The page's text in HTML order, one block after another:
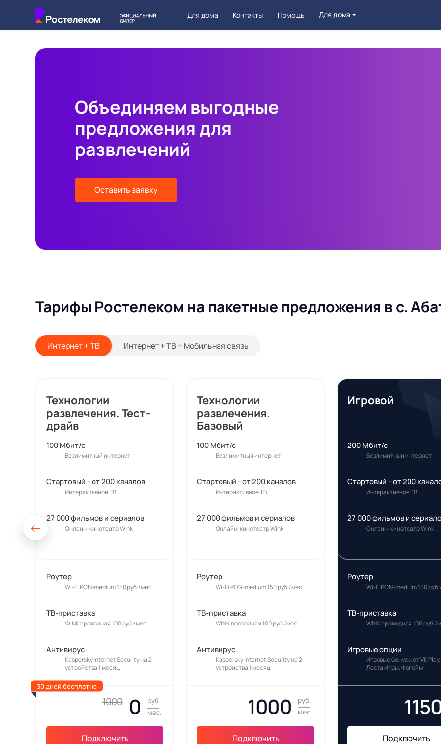
Для дома Контакты Помощь Для дома
Объединяем выгодные
предложения для
развлечений
Оставить заявку
Тарифы Ростелеком на пакетные предложения в с.
Интернет + ТВ Интернет + ТВ + Мобильная связь
Технологии
развлечения. Тест-
драйв
100 Мбит/с
Безлимитный интернет
Стартовый - от 200 каналов
Интерактивное ТВ
27 000 фильмов и сериалов
Онлайн-кинотеатр Wink
Роутер
Wi-Fi PON-medium 150 руб./мес.
ТВ-приставка
WINK проводная 100 руб./мес.
Антивирус
Kaspersky Internet Security на 2
устройства 1 месяц
1000 0
руб.
мес.
Подключить
30 дней бесплатно
Технологии
развлечения.
Базовый
100 Мбит/с
Безлимитный интернет
Стартовый - от 200 каналов
Интерактивное ТВ
27 000 фильмов и сериалов
Онлайн-кинотеатр Wink
Роутер
Wi-Fi PON-medium 150 руб./мес.
ТВ-приставка
WINK проводная 100 руб./мес.
Антивирус
Kaspersky Internet Security на 2
устройства 1 месяц
1000
руб.
мес.
Подключить
Игровой
200 Мбит/с
Безлимитный интернет
Стартовый - от 200
Интерактивное ТВ
27 000 фильмов и
Онлайн-кинотеатр Wink
Роутер
Wi-Fi PON-medium 150
ТВ-приставка
WINK проводная 100 руб./
Игровые опции
Игровые бонусы от VK Play,
Леста Игры, Фогейм
1150
Подключить